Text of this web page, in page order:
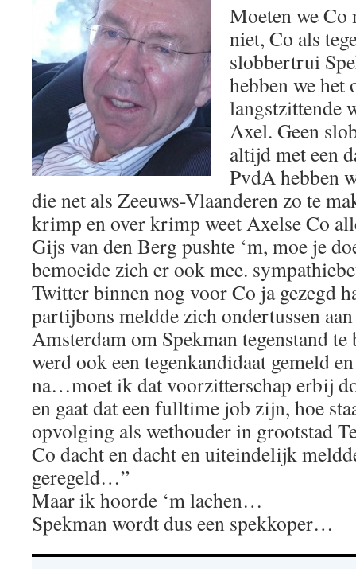
Moeten we Co
niet, Co als
slobbertrui
hebben we het
langstzittende
Axel. Geen
altijd met een
PvdA hebben
die net als Zeeuws-Vlaanderen zo te
krimp en over krimp weet Axelse Co
Gijs van den Berg pushte ‘m, moe je
bemoeide zich er ook mee.
Twitter binnen nog voor Co ja gezegd
partijbons meldde zich ondertussen
Amsterdam om Spekman tegenstand
werd ook een tegenkandidaat gemeld
na…moet ik dat voorzitterschap erbij
en gaat dat een fulltime job zijn, hoe
opvolging als wethouder in grootstad
Co dacht en dacht en uiteindelijk
geregeld…”
Maar ik hoorde ‘m lachen…
Spekman wordt dus een spekkoper…